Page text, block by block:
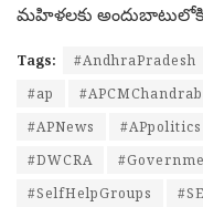
మహిళలకు
Tags: #AndhraPradesh
#ap
#APNews
#APpolitics
#DWCRA
#SelfHelpGroups